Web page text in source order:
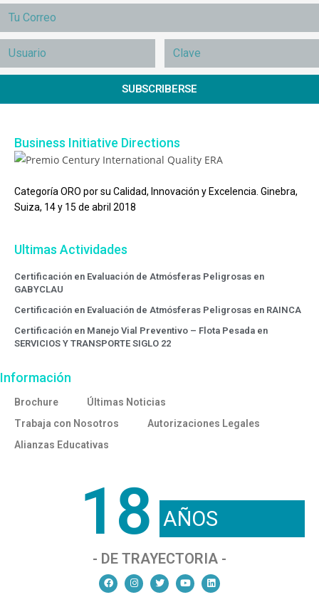
SUBSCRIBERSE
Business Initiative Directions
Categoría ORO por su Calidad, Innovación y Excelencia. Ginebra,
Suiza, 14 y 15 de abril 2018
Ultimas Actividades
Certificación en Evaluación de Atmósferas Peligrosas en
GABYCLAU
Certificación en Evaluación de Atmósferas Peligrosas en RAINCA
Certificación en Manejo Vial Preventivo – Flota Pesada en
SERVICIOS Y TRANSPORTE SIGLO 22
Información
Brochure
Últimas Noticias
Trabaja con Nosotros
Autorizaciones Legales
Alianzas Educativas
18 AÑOS
- DE TRAYECTORIA -